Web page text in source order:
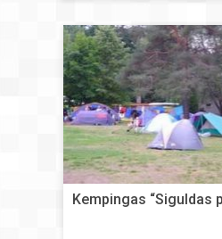
Kempingas “Siguldas